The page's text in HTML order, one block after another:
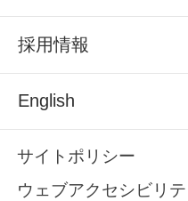
採用情報
English
サイトポリシー
ウェブアクセシビリ